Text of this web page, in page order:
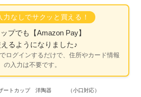
力なしでサクッと買える！
プでも
【Amazon Pay】
るようになりました♪
ログインするだけで、住所やカード情報
の入力は不要です。
ートカップ 洋陶器 （小口対応）